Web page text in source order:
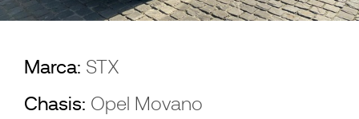
Marca: STX
Chasis: Opel Movano